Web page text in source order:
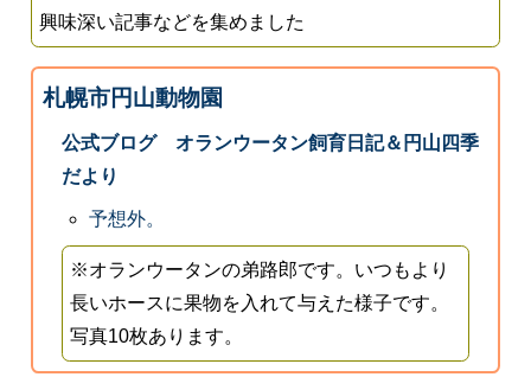
興味深い記事などを集めました
札幌市円山動物園
公式ブログ オランウータン飼育日記＆円山四季
だより
予想外。
※オランウータンの弟路郎です。いつもより
長いホースに果物を入れて与えた様子です。
写真10枚あります。